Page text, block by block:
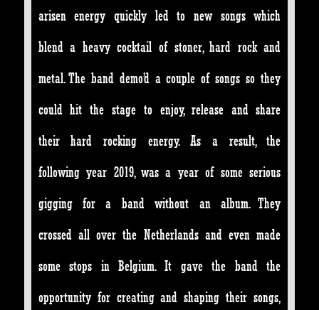
arisen energy quickly led to new songs which
blend a heavy cocktail of stoner, hard rock and
metal. The band demo’d a couple of songs so they
could hit the stage to enjoy, release and share
their hard rocking energy. As a result, the
following year 2019, was a year of some serious
gigging for a band without an album. They
crossed all over the Netherlands and even made
some stops in Belgium. It gave the band the
opportunity for creating and shaping their songs,